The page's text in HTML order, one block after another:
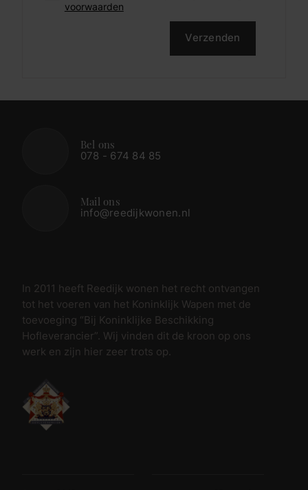
voorwaarden
Verzenden
Bel ons
078 - 674 84 85
Mail ons
info@reedijkwonen.nl
In 2011 heeft Reedijk wonen het recht ontvangen
tot het voeren van het Koninklijk Wapen met de
toevoeging “Bij Koninklijke Beschikking
Hofleverancier”. Wij vinden dit de kroon op ons
werk en zijn hier zeer trots op.